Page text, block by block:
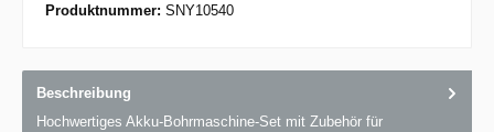
Produktnummer: SNY10540
Beschreibung
Hochwertiges Akku-Bohrmaschine-Set mit Zubehör für